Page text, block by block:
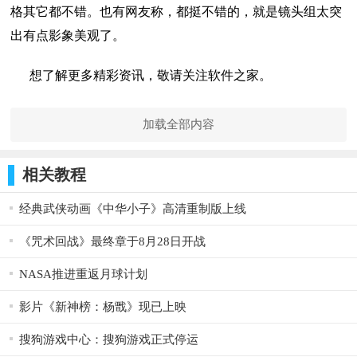
格其它都不错。也有网友称，都挺不错的，就是镜头组太突
出有点影象美观了。
想了解更多精彩资讯，敬请关注软件之家。
加载全部内容
相关教程
经典武侠动画《中华小子》高清重制版上线
《咒术回战》最终章于8月28日开战
NASA推进重返月球计划
影片《新神榜：杨戬》现已上映
搜狗游戏中心：搜狗游戏正式停运